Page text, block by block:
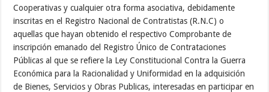
Cooperativas y cualquier otra forma asociativa, debidamente
inscritas en el Registro Nacional de Contratistas (R.N.C) o
aquellas que hayan obtenido el respectivo Comprobante de
inscripción emanado del Registro Único de Contrataciones
Públicas al que se refiere la Ley Constitucional Contra la Guerra
Económica para la Racionalidad y Uniformidad en la adquisición
de Bienes, Servicios y Obras Publicas, interesadas en participar en